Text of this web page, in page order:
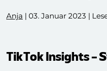
Funktion, mithilfe derer
Anja | 03. Januar 2023 |
TikTok Insights –